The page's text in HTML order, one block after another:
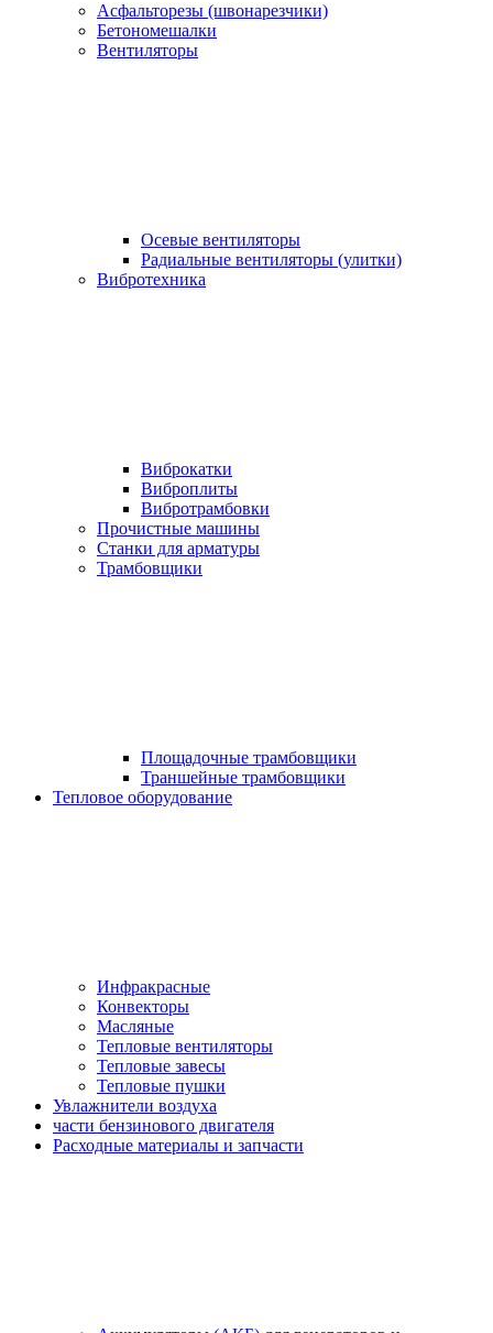
Асфальторезы (швонарезчики)
Бетономешалки
Вентиляторы
Осевые вентиляторы
Радиальные вентиляторы (улитки)
Вибротехника
Виброкатки
Виброплиты
Вибротрамбовки
Прочистные машины
Станки для арматуры
Трамбовщики
Площадочные трамбовщики
Траншейные трамбовщики
Тепловое оборудование
Инфракрасные
Конвекторы
Масляные
Тепловые вентиляторы
Тепловые завесы
Тепловые пушки
Увлажнители воздуха
части бензинового двигателя
Расходные материалы и запчасти